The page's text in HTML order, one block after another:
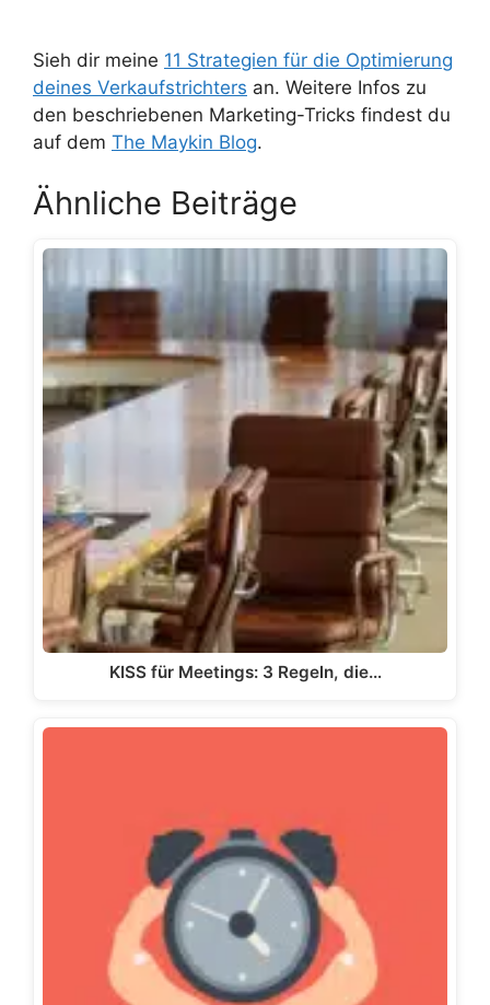
Sieh dir meine 11 Strategien für die Optimierung
deines Verkaufstrichters an. Weitere Infos zu
den beschriebenen Marketing-Tricks findest du
auf dem The Maykin Blog.
Ähnliche Beiträge
KISS für Meetings: 3 Regeln, die…